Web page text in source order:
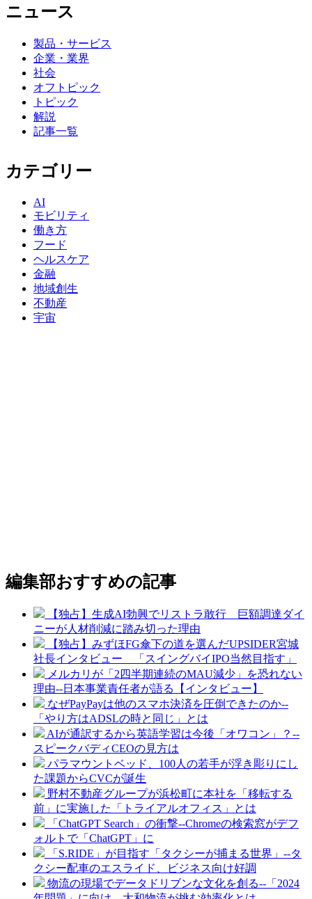
ニュース
製品・サービス
企業・業界
社会
オフトピック
トピック
解説
記事一覧
カテゴリー
AI
モビリティ
働き方
フード
ヘルスケア
金融
地域創生
不動産
宇宙
編集部おすすめの記事
【独占】生成AI勃興でリストラ敢行 巨額調達ダイ
ニーが人材削減に踏み切った理由
【独占】みずほFG傘下の道を選んだUPSIDER宮城
社長インタビュー 「スイングバイIPO当然目指す」
メルカリが「2四半期連続のMAU減少」を恐れない
理由--日本事業責任者が語る【インタビュー】
なぜPayPayは他のスマホ決済を圧倒できたのか--
「やり方はADSLの時と同じ」とは
AIが通訳するから英語学習は今後「オワコン」？--
スピークバディCEOの見方は
パラマウントベッド、100人の若手が浮き彫りにし
た課題からCVCが誕生
野村不動産グループが浜松町に本社を「移転する
前」に実施した「トライアルオフィス」とは
「ChatGPT Search」の衝撃--Chromeの検索窓がデフ
ォルトで「ChatGPT」に
「S.RIDE」が目指す「タクシーが捕まる世界」--タ
クシー配車のエスライド、ビジネス向け好調
物流の現場でデータドリブンな文化を創る--「2024